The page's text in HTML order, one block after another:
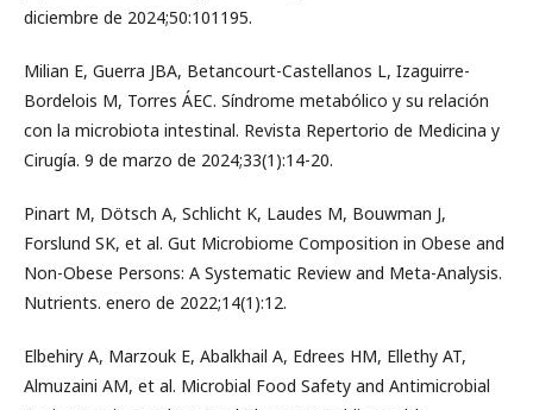
diciembre de 2024;50:101195.
Milian E, Guerra JBA, Betancourt-Castellanos L, Izaguirre-
Bordelois M, Torres ÁEC. Síndrome metabólico y su relación
con la microbiota intestinal. Revista Repertorio de Medicina y
Cirugía. 9 de marzo de 2024;33(1):14-20.
Pinart M, Dötsch A, Schlicht K, Laudes M, Bouwman J,
Forslund SK, et al. Gut Microbiome Composition in Obese and
Non-Obese Persons: A Systematic Review and Meta-Analysis.
Nutrients. enero de 2022;14(1):12.
Elbehiry A, Marzouk E, Abalkhail A, Edrees HM, Ellethy AT,
Almuzaini AM, et al. Microbial Food Safety and Antimicrobial